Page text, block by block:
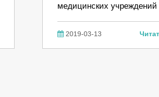
медицинских
2019-03-13